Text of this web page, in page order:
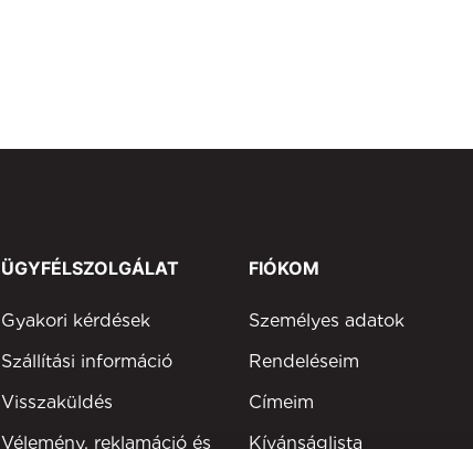
ÜGYFÉLSZOLGÁLAT
Gyakori kérdések
Szállítási információ
Visszaküldés
Vélemény, reklamáció és
FIÓKOM
Személyes adatok
Rendeléseim
Címeim
Kívánságlista